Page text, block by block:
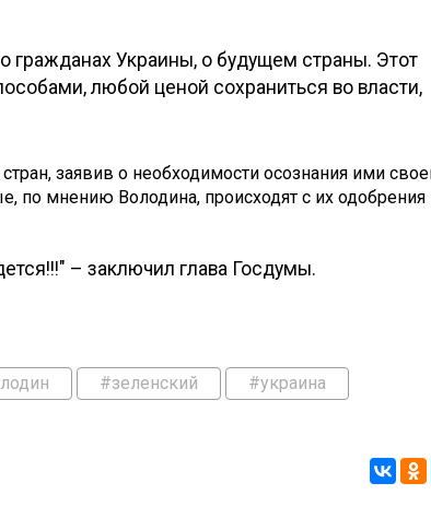
гражданах Украины, о будущем страны. Этот
любой ценой сохраниться во власти,
заявив о необходимости осознания ими
по мнению Володина, происходят с их одобрения
– заключил глава Госдумы.
#зеленский #украина